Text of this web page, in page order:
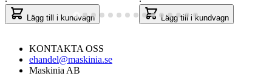
Lägg till i kundvagn Lägg till i kundvagn
KONTAKTA OSS
ehandel@maskinia.se
Maskinia AB